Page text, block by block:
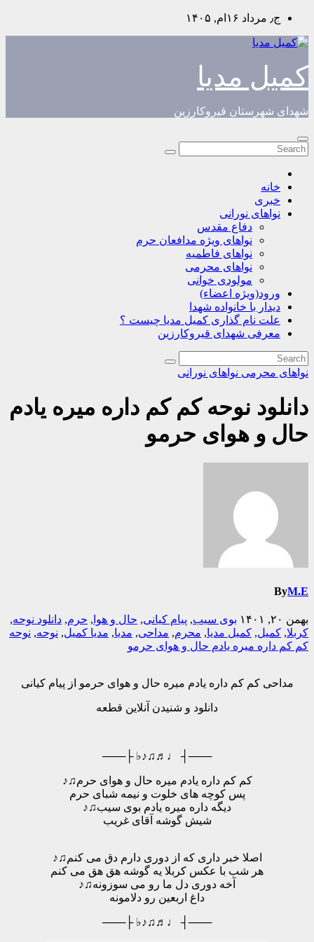
Skip
content
ج٫ مرداد ۱۶ام, ۱۴۰۵
کمیل مدیا
شهدای شهرستان قیروکارزین
خانه
خبری
نواهای نورانی
دفاع مقدس
نواهای ویژه مدافعان حرم
نواهای فاطمیه
نواهای محرمی
مولودی خوانی
ورود(ویژه اعضاء)
دیدار با خانواده شهدا
علت نام گذاری کمیل مدیا چیست ؟
معرفی شهدای قیروکارزین
نواهای محرمی نواهای نورانی
دانلود نوحه کم کم داره میره یادم
حال و هوای حرمو
ByM.E
بهمن ۲۰, ۱۴۰۱ بوی سیب, پیام کیانی, حال و هوا , حرم, دانلود نوحه,
کربلا, کمیل, کمیل مدیا, محرم, مداحی, مدیا, مدیا کمیل, نوحه, نوحه
کم کم داره میره یادم حال و هوای حرمو
مداحی کم کم داره یادم میره حال و هوای حرمو از پیام کیانی
دانلود و شنیدن آنلاین قطعه
───┤ ♩♬♫♪♭ ├───
کم کم داره یادم میره حال و هوای حرم♫♪
پس کوچه های خلوت و نیمه شبای حرم
دیگه داره میره یادم بوی سیب♫♪
شیش گوشه آقای غریب
اصلا خبر داری که از دوری دارم دق می کنم♫♪
هر شب با عکس کربلا یه گوشه هق هق می کنم
آخه دوری دل ما رو می سوزونه♫♪
داغ اربعین رو دلامونه
───┤ ♩♬♫♪♭ ├───